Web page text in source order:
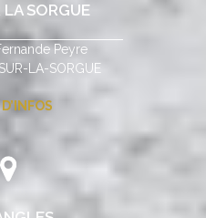
LA SORGUE
Peyre
LA-SORGUE